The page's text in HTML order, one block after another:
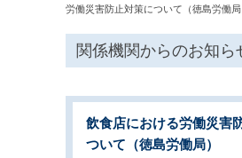
労働災害防止対策について（徳島労働局
関係機関からのお知ら
飲食店における労働災害
ついて（徳島労働局）